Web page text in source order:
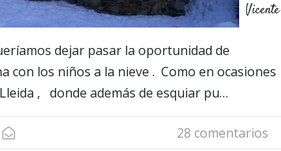
Vicente
dejar pasar la oportunidad de
con los niños a la nieve . Como en ocasiones
, donde además de esquiar pu…
28 comentarios